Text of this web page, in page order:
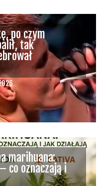
po czym
tak
marihuana:
co oznaczają i